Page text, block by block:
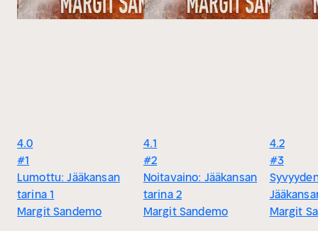
4.0
#1
Lumottu: Jääkansan
tarina 1
Margit Sandemo
4.1
#2
Noitavaino: Jääkansan
tarina 2
Margit Sandemo
4.2
#3
Margit